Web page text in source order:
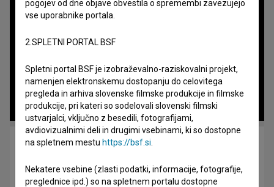
Ita Rina – Filmska zvezda, ki je zavrnila Hollywood
biografski
pogojev od dne objave obvestila o spremembi zavezujejo
vse uporabnike portala.
2.SPLETNI PORTAL BSF
Spletni portal BSF je izobraževalno-raziskovalni projekt,
namenjen elektronskemu dostopanju do celovitega
pregleda in arhiva slovenske filmske produkcije in filmske
produkcije, pri kateri so sodelovali slovenski filmski
ustvarjalci, vključno z besedili, fotografijami,
avdiovizualnimi deli in drugimi vsebinami, ki so dostopne
na spletnem mestu https://bsf.si
Nekatere vsebine (zlasti podatki, informacije, fotografije,
preglednice ipd.) so na spletnem portalu dostopne